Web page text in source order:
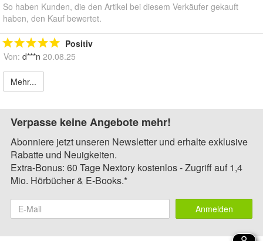
So haben Kunden, die den Artikel bei diesem Verkäufer gekauft
haben, den Kauf bewertet.
Positiv
Von: d***n 20.08.25
Mehr...
Verpasse keine Angebote mehr!
Abonniere jetzt unseren Newsletter und erhalte exklusive
Rabatte und Neuigkeiten.
Extra-Bonus: 60 Tage Nextory kostenlos - Zugriff auf 1,4
Mio. Hörbücher & E-Books.*
Anmelden